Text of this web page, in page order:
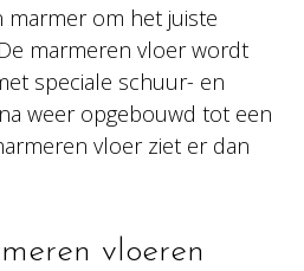
marmer om het juiste
marmeren vloer wordt
speciale schuur- en
weer opgebouwd tot een
vloer ziet er dan
vloeren